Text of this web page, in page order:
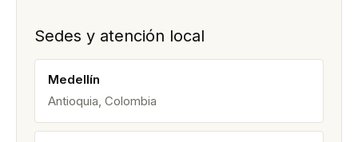
Sedes y atención local
Medellín
Antioquia, Colombia